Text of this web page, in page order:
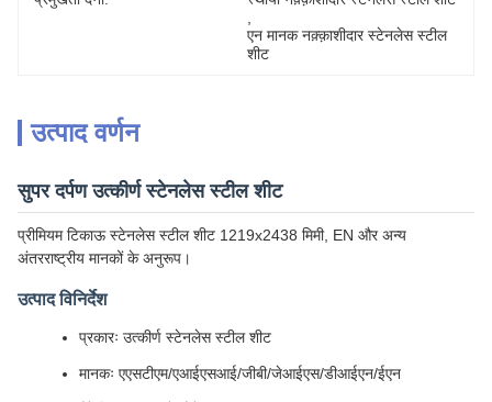
एन मानक नक़्क़ाशीदार स्टेनलेस स्टील
शीट
उत्पाद वर्णन
सुपर दर्पण उत्कीर्ण स्टेनलेस स्टील शीट
प्रीमियम टिकाऊ स्टेनलेस स्टील शीट 1219x2438 मिमी, EN और अन्य
अंतरराष्ट्रीय मानकों के अनुरूप।
उत्पाद विनिर्देश
प्रकारः उत्कीर्ण स्टेनलेस स्टील शीट
मानकः एएसटीएम/एआईएसआई/जीबी/जेआईएस/डीआईएन/ईएन